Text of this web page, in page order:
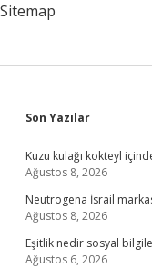
Sitemap
Sidebar
Son Yazılar
Kuzu kulağı kokteyl
Ağustos 8, 2026
Neutrogena İsrail
Ağustos 8, 2026
Eşitlik nedir sosyal
Ağustos 6, 2026